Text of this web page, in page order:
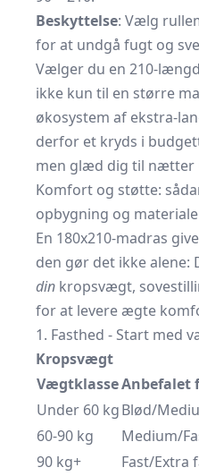
Beskyttelse: Vælg
for at undgå fugt og
Vælger du en 210-
ikke kun til en større
økosystem af ekstra-
derfor et kryds i
men glæd dig til nætter
Komfort og støtte:
opbygning og
En 180x210-madras
den gør det ikke alene:
din kropsvægt,
for at levere ægte
1. Fasthed - Start med
Kropsvægt
VægtklasseAnbefalet
Under 60 kgBlød/
60-90 kg
Medium/
90 kg+
Fast/Extra